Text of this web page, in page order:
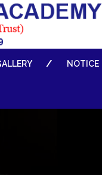
NOTICE